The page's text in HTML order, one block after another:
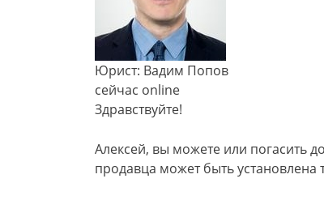
Юрист: Вадим Попов
сейчас online
Здравствуйте!
Алексей, вы можете или погасить
продавца может быть установлена